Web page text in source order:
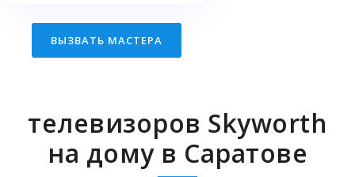
ВЫЗВАТЬ МАСТЕРА
телевизоров Skyworth
на дому в Саратове